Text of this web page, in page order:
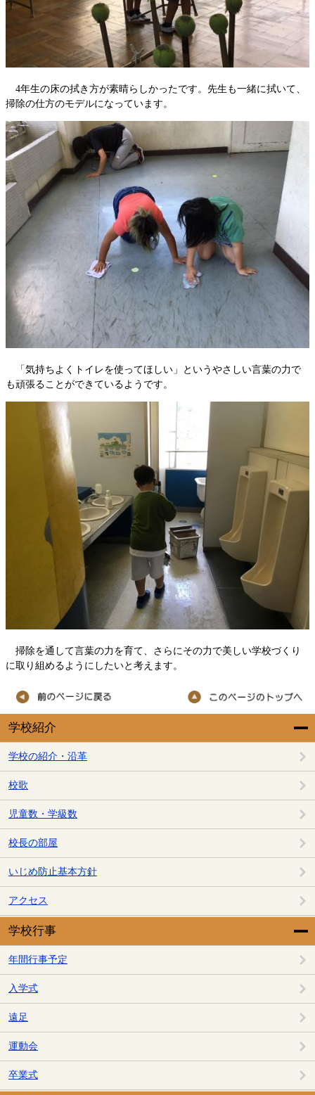
学校紹介
学校の紹介・沿革
校歌
児童数・学級数
校長の部屋
いじめ防止基本方針
アクセス
学校行事
年間行事予定
入学式
遠足
運動会
卒業式
4年生の床の拭き方が素晴らしかったです。先生も一緒に拭いて、
掃除の仕方のモデルになっています。
「気持ちよくトイレを使ってほしい」というやさしい言葉の力で
も頑張ることができているようです。
掃除を通して言葉の力を育て、さらにその力で美しい学校づくり
に取り組めるようにしたいと考えます。